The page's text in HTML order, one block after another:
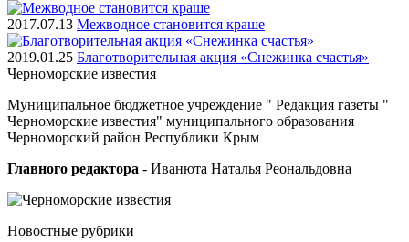
2017.07.13 Межводное становится краше
2019.01.25 Благотворительная акция «Снежинка счастья»
Черноморские известия
Муниципальное бюджетное учреждение " Редакция газеты "
Черноморские известия" муниципального образования
Черноморский район Республики Крым
Главного редактора - Иванюта Наталья Реональдовна
Новостные рубрики